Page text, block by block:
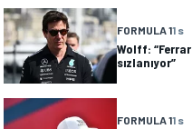
FORMULA 11 s
Wolff:
sızlanıyor”
FORMULA 11 s